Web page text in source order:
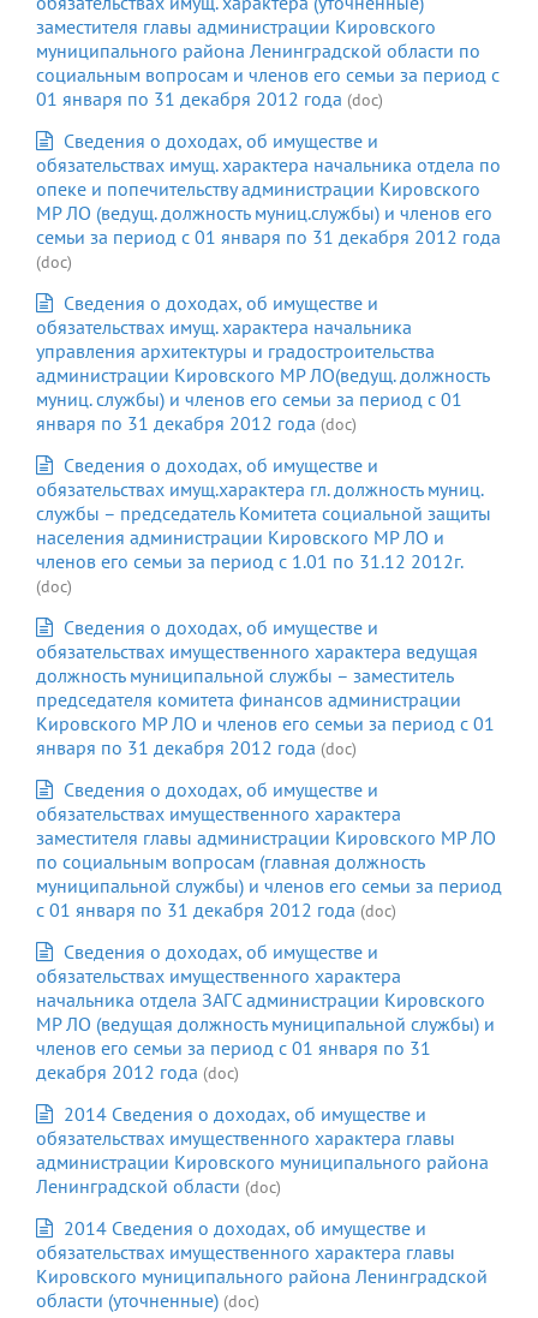
заместителя главы администрации Кировского
муниципального района Ленинградской области по
социальным вопросам и членов его семьи за период с
01 января по 31 декабря 2012 года (doc)
Сведения о доходах, об имуществе и
обязательствах имущ. характера начальника отдела по
опеке и попечительству администрации Кировского
МР ЛО (ведущ. должность муниц.службы) и членов его
семьи за период с 01 января по 31 декабря 2012 года
(doc)
Сведения о доходах, об имуществе и
обязательствах имущ. характера начальника
управления архитектуры и градостроительства
администрации Кировского МР ЛО(ведущ. должность
муниц. службы) и членов его семьи за период с 01
января по 31 декабря 2012 года (doc)
Сведения о доходах, об имуществе и
обязательствах имущ.характера гл. должность муниц.
службы – председатель Комитета социальной защиты
населения администрации Кировского МР ЛО и
членов его семьи за период с 1.01 по 31.12 2012г.
(doc)
Сведения о доходах, об имуществе и
обязательствах имущественного характера ведущая
должность муниципальной службы – заместитель
председателя комитета финансов администрации
Кировского МР ЛО и членов его семьи за период с 01
января по 31 декабря 2012 года (doc)
Сведения о доходах, об имуществе и
обязательствах имущественного характера
заместителя главы администрации Кировского МР ЛО
по социальным вопросам (главная должность
муниципальной службы) и членов его семьи за период
с 01 января по 31 декабря 2012 года (doc)
Сведения о доходах, об имуществе и
обязательствах имущественного характера
начальника отдела ЗАГС администрации Кировского
МР ЛО (ведущая должность муниципальной службы) и
членов его семьи за период с 01 января по 31
декабря 2012 года (doc)
2014 Сведения о доходах, об имуществе и
обязательствах имущественного характера главы
администрации Кировского муниципального района
Ленинградской облаcти (doc)
2014 Сведения о доходах, об имуществе и
обязательствах имущественного характера главы
Кировского муниципального района Ленинградской
области (уточненные) (doc)